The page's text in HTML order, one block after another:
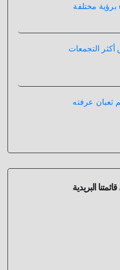
برؤية مختلفة
التجمعات
ثعبان عرفته
البريدية